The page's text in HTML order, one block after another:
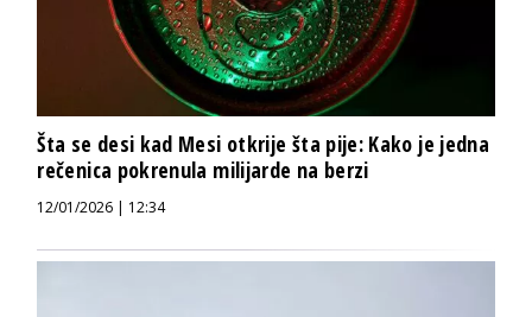
Šta se desi kad Mesi otkrije šta pije: Kako je jedna
rečenica pokrenula milijarde na berzi
12/01/2026 | 12:34